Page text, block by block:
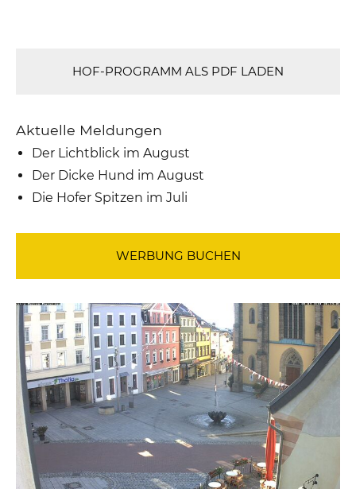
HOF-PROGRAMM ALS PDF LADEN
Aktuelle Meldungen
Der Lichtblick im August
Der Dicke Hund im August
Die Hofer Spitzen im Juli
WERBUNG BUCHEN